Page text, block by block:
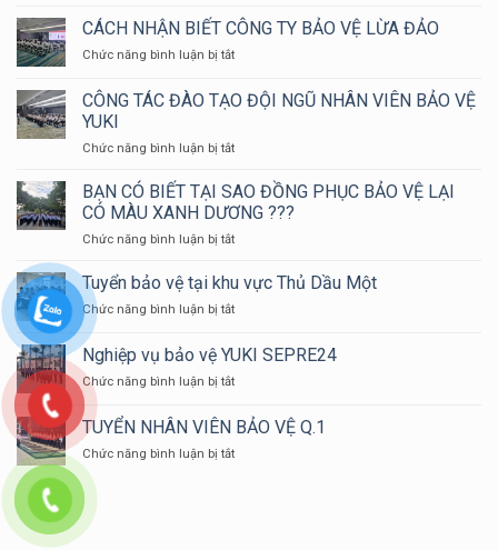
CHỮA
CHÁY
NẠN
HỘ
LONG
THÀNH
NĂM
2024
?
BẢO
NỮ
SỰ
NGHỀ
BẢO
CÁCH NHẬN BIẾT CÔNG TY BẢO VỆ LỪA ĐẢO
Chức năng bình luận bị tắtở
NHẬN
BIẾT
TY
VỆ
LỪA
ĐẢO
CÔNG TÁC ĐÀO TẠO ĐỘI NGŨ NHÂN VIÊN BẢO VỆ
YUKI
Chức năng bình luận bị tắtở
TÁC
ĐÀO
TẠO
ĐỘI
NHÂN
BẢO
YUKI
BẠN CÓ BIẾT TẠI SAO ĐỒNG PHỤC BẢO VỆ LẠI
CÓ MÀU XANH DƯƠNG ???
Chức năng bình luận bị tắtở
CÓ
BIẾT
TẠI
ĐỒNG
BẢO
LẠI
Tuyển bảo vệ tại khu vực Thủ Dầu Một
Chức năng bình luận bị tắtở
bảo
vệ
tại
vực
Dầu
Nghiệp vụ bảo vệ YUKI SEPRE24
Chức năng bình luận bị tắtở
vụ
bảo
vệ
TUYỂN NHÂN VIÊN BẢO VỆ Q.1
Chức năng bình luận bị tắtở